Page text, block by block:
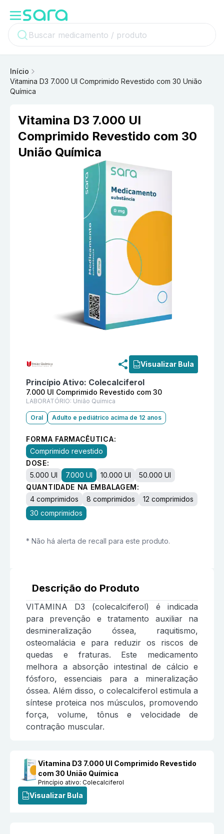
Início
Vitamina D3 7.000 UI Comprimido Revestido com 30 União
Química
Vitamina D3 7.000 UI
Comprimido Revestido com 30
União Química
Visualizar Bula
Princípio Ativo: Colecalciferol
7.000 UI Comprimido Revestido com 30
LABORATÓRIO: União Química
Oral Adulto e pediátrico acima de 12 anos
FORMA FARMACÊUTICA:
Comprimido revestido
DOSE:
5.000 UI
7.000 UI 10.000 UI
50.000 UI
QUANTIDADE NA EMBALAGEM:
4 comprimidos
8 comprimidos
12 comprimidos
30 comprimidos
* Não há alerta de recall para este produto.
Descrição do Produto
VITAMINA D3 (colecalciferol) é indicada
para prevenção e tratamento auxiliar na
desmineralização óssea, raquitismo,
osteomalácia e para reduzir os riscos de
quedas e fraturas. Este medicamento
melhora a absorção intestinal de cálcio e
fósforo, essenciais para a mineralização
óssea. Além disso, o colecalciferol estimula a
síntese proteica nos músculos, promovendo
força, volume, tônus e velocidade de
contração muscular.
Vitamina D3 7.000 UI Comprimido Revestido
com 30 União Química
Princípio ativo:Colecalciferol
Visualizar Bula